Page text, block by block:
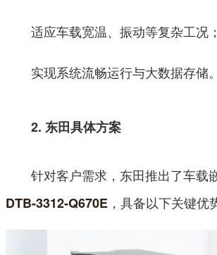
适应车载宽温、振动等复杂工况；
实现系统流畅运行与大数据存储。
2. 东田具体方案
针对客户需求，东田推出了车载
DTB-3312-Q670E ，具备以下关键优